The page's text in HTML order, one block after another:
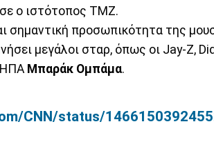
ο ιστότοπος TMZ.
σημαντική προσωπικότητα της
μεγάλοι σταρ, όπως οι Jay-Z,
Μπαράκ Ομπάμα.
CNN/status/